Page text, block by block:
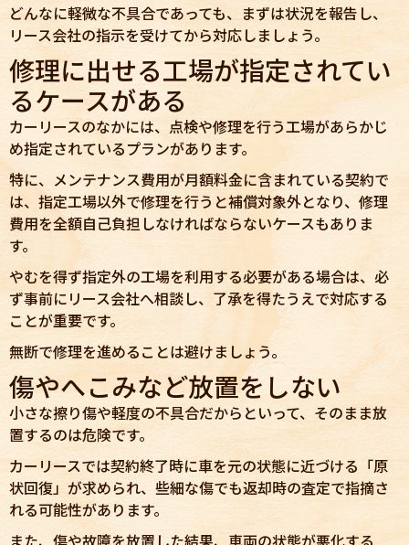
どんなに軽微な不具合であっても、まずは状況を報告し、
リース会社の指示を受けてから対応しましょう。
修理に出せる工場が指定されてい
るケースがある
カーリースのなかには、点検や修理を行う工場があらかじ
め指定されているプランがあります。
特に、メンテナンス費用が月額料金に含まれている契約で
は、指定工場以外で修理を行うと補償対象外となり、修理
費用を全額自己負担しなければならないケースもありま
す。
やむを得ず指定外の工場を利用する必要がある場合は、必
ず事前にリース会社へ相談し、了承を得たうえで対応する
ことが重要です。
無断で修理を進めることは避けましょう。
傷やへこみなど放置をしない
小さな擦り傷や軽度の不具合だからといって、そのまま放
置するのは危険です。
カーリースでは契約終了時に車を元の状態に近づける「原
状回復」が求められ、些細な傷でも返却時の査定で指摘さ
れる可能性があります。
また、傷や故障を放置した結果、車両の状態が悪化する